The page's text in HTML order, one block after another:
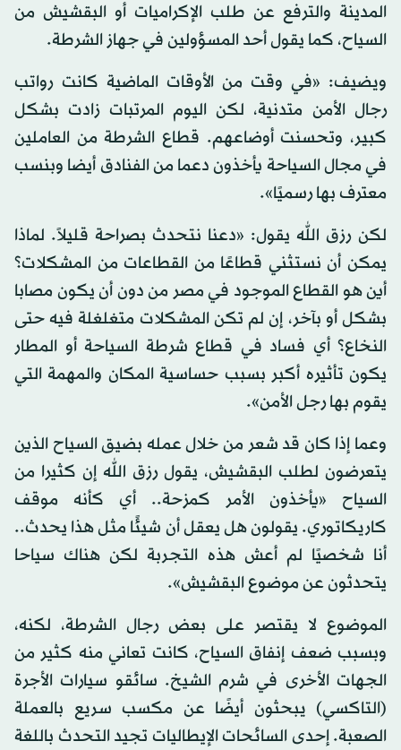
المدينة والترفع عن طلب الإكراميات أو البقشيش من
السياح، كما يقول أحد المسؤولين في جهاز الشرطة.
ويضيف: «في وقت من الأوقات الماضية كانت رواتب
رجال الأمن متدنية، لكن اليوم المرتبات زادت بشكل
كبير، وتحسنت أوضاعهم. قطاع الشرطة من العاملين
في مجال السياحة يأخذون دعما من الفنادق أيضا وبنسب
معترف بها رسميًا».
لكن رزق الله يقول: «دعنا نتحدث بصراحة قليلاً. لماذا
يمكن أن نستثني قطاعًا من القطاعات من المشكلات؟
أين هو القطاع الموجود في مصر من دون أن يكون مصابا
بشكل أو بآخر، إن لم تكن المشكلات متغلغلة فيه حتى
النخاع؟ أي فساد في قطاع شرطة السياحة أو المطار
يكون تأثيره أكبر بسبب حساسية المكان والمهمة التي
يقوم بها رجل الأمن».
وعما إذا كان قد شعر من خلال عمله بضيق السياح الذين
يتعرضون لطلب البقشيش، يقول رزق الله إن كثيرا من
السياح «يأخذون الأمر كمزحة.. أي كأنه موقف
كاريكاتوري. يقولون هل يعقل أن شيئًا مثل هذا يحدث..
أنا شخصيًا لم أعش هذه التجربة لكن هناك سياحا
يتحدثون عن موضوع البقشيش».
الموضوع لا يقتصر على بعض رجال الشرطة، لكنه،
وبسبب ضعف إنفاق السياح، كانت تعاني منه كثير من
الجهات الأخرى في شرم الشيخ. سائقو سيارات الأجرة
(التاكسي) يبحثون أيضًا عن مكسب سريع بالعملة
الصعبة. إحدى السائحات الإيطاليات تجيد التحدث باللغة